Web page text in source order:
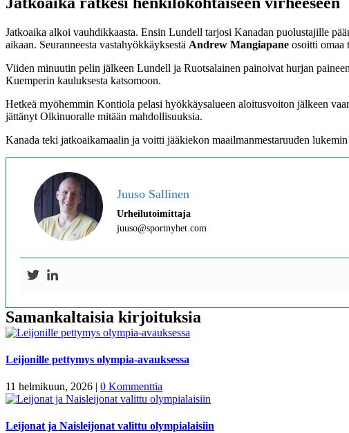
Jatkoaika alkoi vauhdikkaasta. Ensin Lundell tarjosi Kanadan puolustajille
aikaan. Seuranneesta vastahyökkäyksestä Andrew Mangiapane osoitti omaa
Viiden minuutin pelin jälkeen Lundell ja Ruotsalainen painoivat hurjan
Kuemperin kauluksesta katsomoon.
Hetkeä myöhemmin Kontiola pelasi hyökkäysalueen aloitusvoiton jälkeen
jättänyt Olkinuoralle mitään mahdollisuuksia.
Kanada teki jatkoaikamaalin ja voitti jääkiekon maailmanmestaruuden
Juuso Sallinen
Urheilutoimittaja
juuso@sportnyhet.com
Samankaltaisia kirjoituksia
Leijonille pettymys olympia-avauksessa
11 helmikuun, 2026 | 0 Kommenttia
Leijonat ja Naisleijonat valittu olympialaisiin